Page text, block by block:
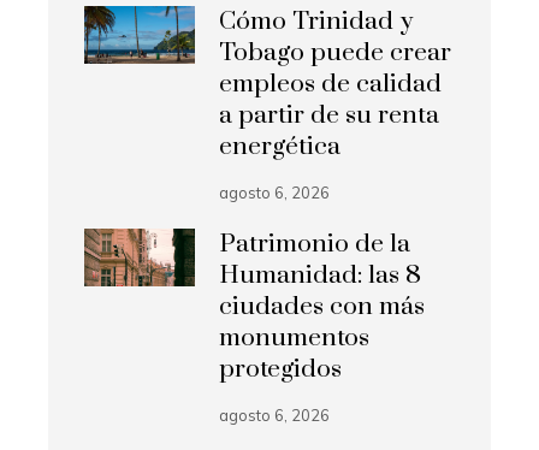
Cómo Trinidad y
Tobago puede crear
empleos de calidad
a partir de su renta
energética
agosto 6, 2026
Patrimonio de la
Humanidad: las 8
ciudades con más
monumentos
protegidos
agosto 6, 2026